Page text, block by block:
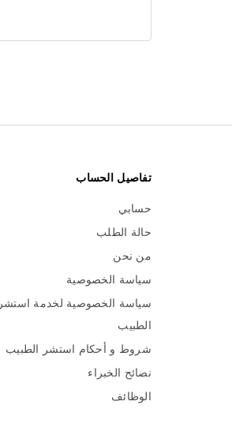
تفاصيل الحساب
حسابي
حالة الطلب
من نحن
سياسة الخصوصية
سياسة الخصوصية لخدمة استشر
الطبيب
شروط و أحكام استشر الطبيب
نصائح الخبراء
الوظائف